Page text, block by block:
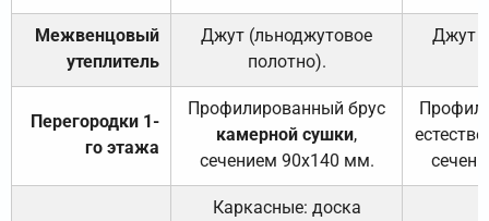
Межвенцовый
утеплитель
Джут (льноджутовое
полотно).
Джут
Перегородки 1-
го этажа
Профилированный брус
камерной сушки,
сечением 90х140 мм.
Каркасные: доска